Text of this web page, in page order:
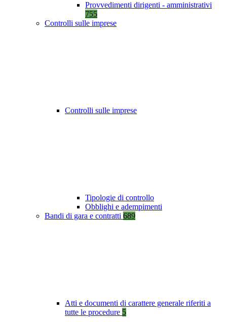
Provvedimenti dirigenti - amministrativi
755
Controlli sulle imprese
Controlli sulle imprese
Tipologie di controllo
Obblighi e adempimenti
Bandi di gara e contratti 689
Atti e documenti di carattere generale riferiti a
tutte le procedure 5